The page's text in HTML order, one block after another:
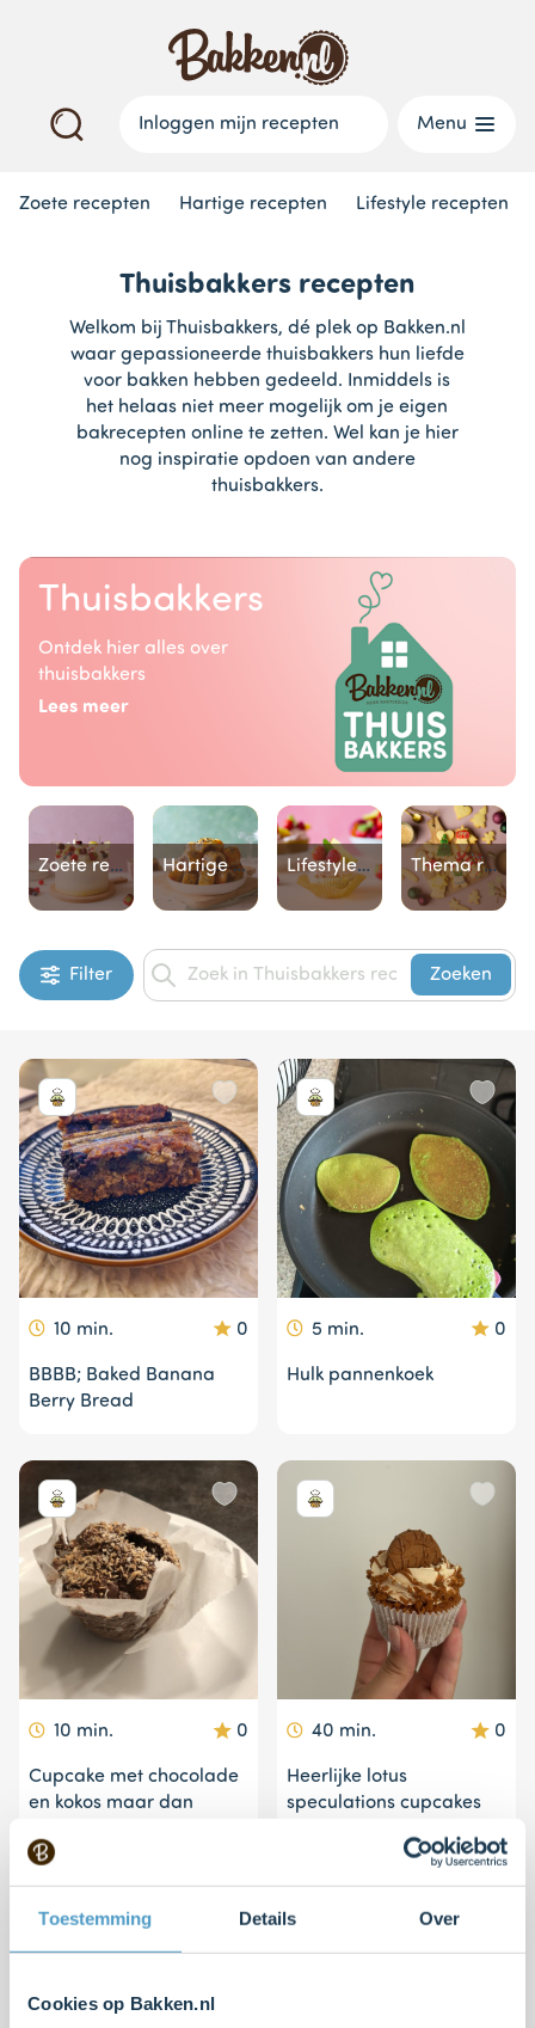
Toestemming Details Over
Cookies op Bakken.nl
Inloggen mijn recepten Menu
Zoete recepten Hartige recepten Lifestyle recepten
Thuisbakkers recepten
Welkom bij Thuisbakkers, dé plek op Bakken.nl
waar gepassioneerde thuisbakkers hun liefde
voor bakken hebben gedeeld. Inmiddels is
het helaas niet meer mogelijk om je eigen
bakrecepten online te zetten. Wel kan je hier
nog inspiratie opdoen van andere
thuisbakkers.
Thuisbakkers
Ontdek hier alles over
thuisbakkers
Lees meer
Zoete recepten Hartige recepten Lifestyle recepten Thema recepten
Item
1
Filter Zoeken
10 min. 0
BBBB; Baked Banana
Berry Bread
5 min. 0
Hulk pannenkoek
10 min. 0
Cupcake met chocolade
en kokos maar dan
40 min. 0
Heerlijke lotus
speculations cupcakes
meringue botercrème